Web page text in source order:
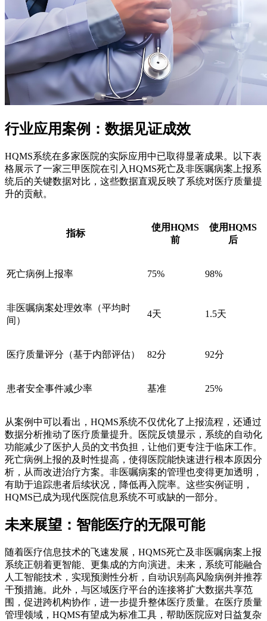
行业应用案例：数据见证成效
HQMS系统在多家医院的实际应用中已取得显著成果。以下表
格展示了一家三甲医院在引入HQMS死亡及非医嘱病案上报系
统后的关键数据对比，这些数据直观反映了系统对医疗质量提
升的贡献。
指标
使用HQMS
前
使用HQMS
后
死亡病例上报率 75% 98%
非医嘱病案处理效率（平均时
间）
4天 1.5天
医疗质量评分（基于内部评估） 82分 92分
患者安全事件减少率 基准 25%
从案例中可以看出，HQMS系统不仅优化了上报流程，还通过
数据分析推动了医疗质量提升。医院反馈显示，系统的自动化
功能减少了医护人员的文书负担，让他们更专注于临床工作。
死亡病例上报的及时性提高，使得医院能快速进行根本原因分
析，从而改进治疗方案。非医嘱病案的管理也变得更加透明，
有助于追踪患者后续状况，降低再入院率。这些实例证明，
HQMS已成为现代医院信息系统不可或缺的一部分。
未来展望：智能医疗的无限可能
随着医疗信息技术的飞速发展，HQMS死亡及非医嘱病案上报
系统正朝着更智能、更集成的方向演进。未来，系统可能融合
人工智能技术，实现预测性分析，自动识别高风险病例并推荐
干预措施。此外，与区域医疗平台的连接将扩大数据共享范
围，促进跨机构协作，进一步提升整体医疗质量。在医疗质量
管理领域，HQMS有望成为标准工具，帮助医院应对日益复杂